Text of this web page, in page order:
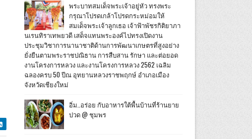
พระบาทสมเด็จพระเจ้าอยู่หัว ทรงพระ
กรุณาโปรดเกล้าโปรดกระหม่อมให้
สมเด็จพระเจ้าลูกเธอ เจ้าฟ้าพัชรกิติยาภา
นเรนทิราเทพยวดี เสด็จแทนพระองค์ไปทรงเปิดงาน
ประชุมวิชาการนานาชาติด้านการพัฒนาเกษตรที่สูงอย่าง
ยั่งยืนตามพระราชปณิธาน การสืบสาน รักษา และต่อยอด
งานโครงการหลวง และงานโครงการหลวง 2562 เฉลิม
ฉลองครบ 50 ปีณ อุทยานหลวงราชพฤกษ์ อำเภอเมือง
จังหวัดเชียงใหม่
อิ่ม..อร่อย กับอาหารใต้พื้นบ้านที่ร้านยาย
ปวด @ ชุมพร